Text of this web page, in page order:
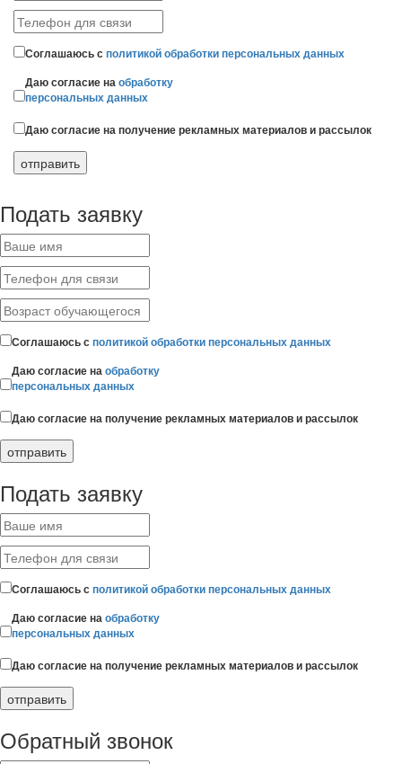
Соглашаюсь сполитикой обработки персональных данных
Даю согласие наобработку
персональных данных
Даю согласие на получение рекламных материалов и рассылок
Подать заявку
Соглашаюсь сполитикой обработки персональных данных
Даю согласие наобработку
персональных данных
Даю согласие на получение рекламных материалов и рассылок
Подать заявку
Соглашаюсь сполитикой обработки персональных данных
Даю согласие наобработку
персональных данных
Даю согласие на получение рекламных материалов и рассылок
Обратный звонок